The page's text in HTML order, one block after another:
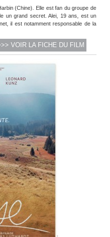
(Chine). Elle est fan du groupe de
un grand secret. Alei, 19 ans, est un
il est notamment responsable de la
VOIR LA FICHE DU FILM